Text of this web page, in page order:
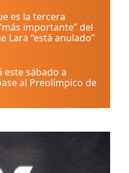
es la tercera
importante” del
Lara “está anulado”
sábado a
al Preolímpico de